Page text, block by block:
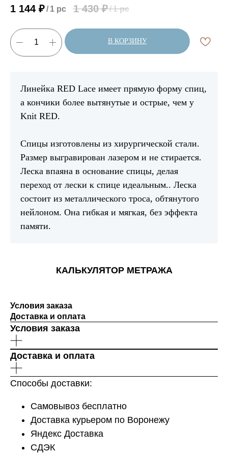
1 144 ₽/ 1 pc 1 430 ₽/1 pc
В КОРЗИНУ
Линейка RED Lace имеет прямую форму спиц,
а кончики более вытянутые и острые, чем у
Knit RED.
Спицы изготовлены из хирургической стали.
Размер выгравирован лазером и не стирается.
Леска впаяна в основание спицы, делая
переход от лески к спице идеальным.. Леска
состоит из металлического троса, обтянутого
нейлоном. Она гибкая и мягкая, без эффекта
памяти.
КАЛЬКУЛЯТОР МЕТРАЖА
Условия заказа
Доставка и оплата
Условия заказа
Доставка и оплата
Способы доставки:
Самовывоз бесплатно
Доставка курьером по Воронежу
Яндекс Доставка
СДЭК